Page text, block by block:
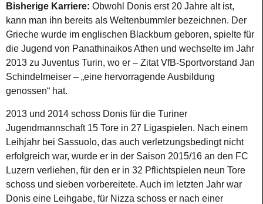
Bisherige Karriere: Obwohl Donis erst 20 Jahre alt ist,
kann man ihn bereits als Weltenbummler bezeichnen. Der
Grieche wurde im englischen Blackburn geboren, spielte für
die Jugend von Panathinaikos Athen und wechselte im Jahr
2013 zu Juventus Turin, wo er – Zitat VfB-Sportvorstand Jan
Schindelmeiser – „eine hervorragende Ausbildung
genossen“ hat.
2013 und 2014 schoss Donis für die Turiner
Jugendmannschaft 15 Tore in 27 Ligaspielen. Nach einem
Leihjahr bei Sassuolo, das auch verletzungsbedingt nicht
erfolgreich war, wurde er in der Saison 2015/16 an den FC
Luzern verliehen, für den er in 32 Pflichtspielen neun Tore
schoss und sieben vorbereitete. Auch im letzten Jahr war
Donis eine Leihgabe, für Nizza schoss er nach einer